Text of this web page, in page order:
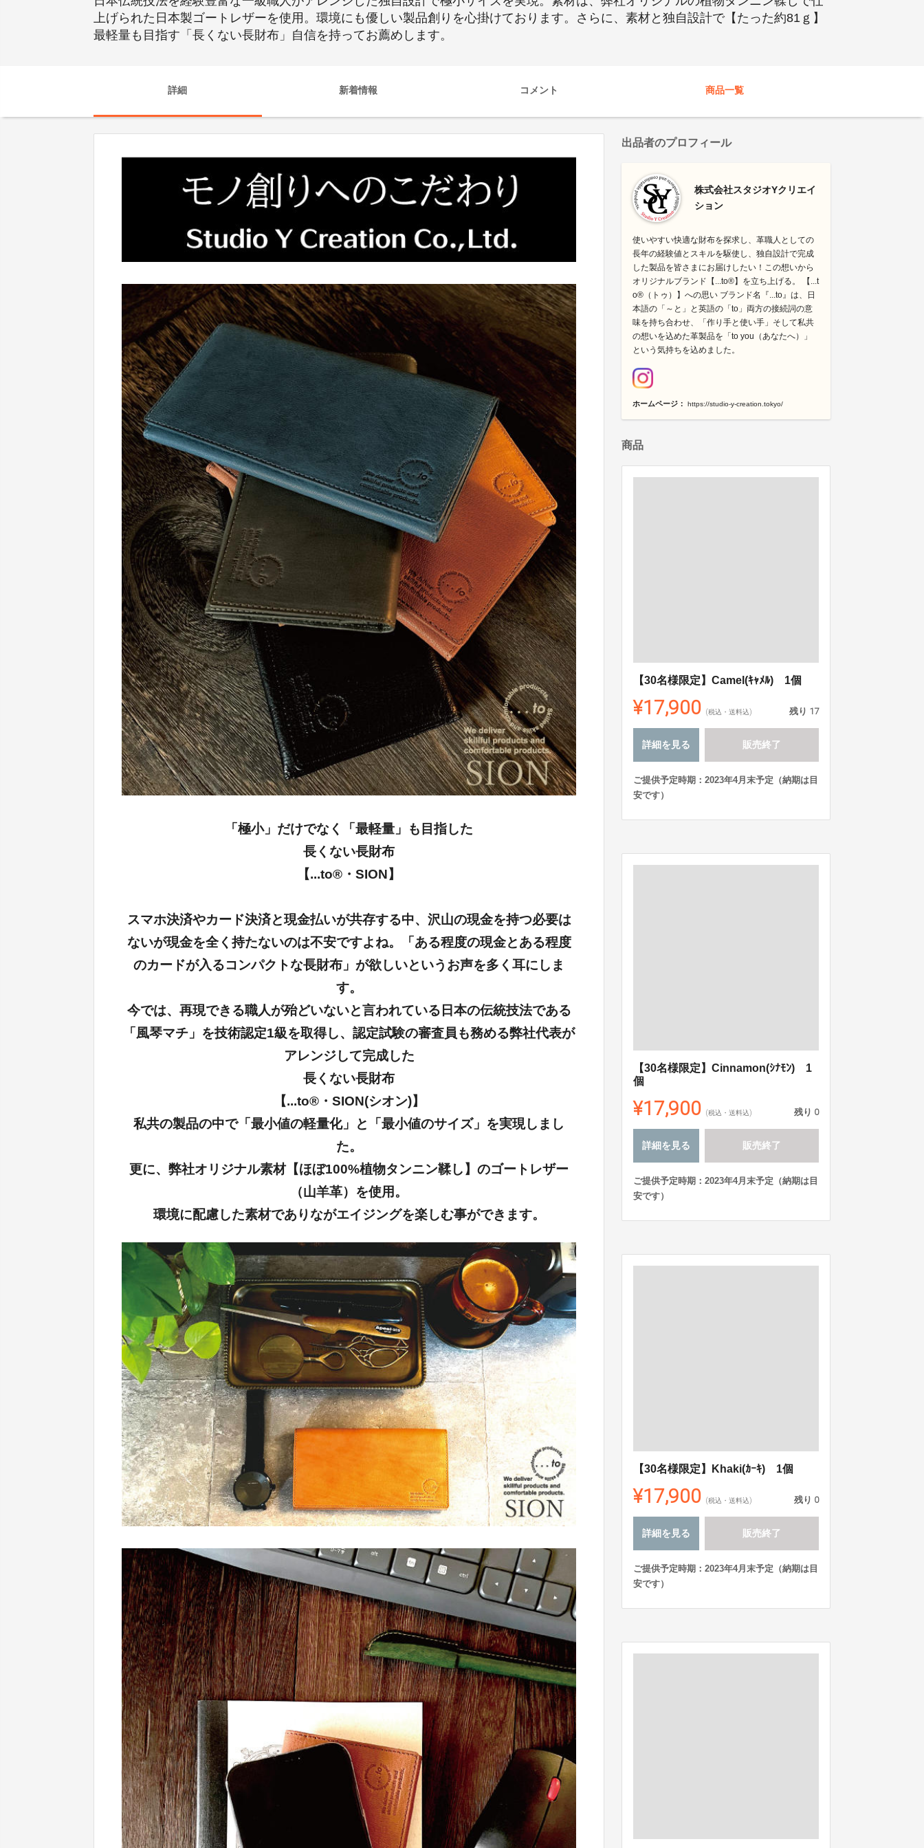
上げられた日本製ゴートレザーを使用。環境にも優しい製品創りを心掛けております。さらに、素材と独自設計で【たった約81ｇ】
最軽量も目指す「長くない長財布」自信を持ってお薦めします。
詳細 新着情報 コメント 商品一覧
「極小」だけでなく「最軽量」も目指した
長くない長財布
【...to®・SION】
スマホ決済やカード決済と現金払いが共存する中、沢山の現金を持つ必要は
ないが現金を全く持たないのは不安ですよね。「ある程度の現金とある程度
のカードが入るコンパクトな長財布」が欲しいというお声を多く耳にしま
す。
今では、再現できる職人が殆どいないと言われている日本の伝統技法である
「風琴マチ」を技術認定1級を取得し、認定試験の審査員も務める弊社代表が
アレンジして完成した
長くない長財布
【...to®・SION(シオン)】
私共の製品の中で「最小値の軽量化」と「最小値のサイズ」を実現しまし
た。
更に、弊社オリジナル素材【ほぼ100%植物タンニン鞣し】のゴートレザー
（山羊革）を使用。
環境に配慮した素材でありながエイジングを楽しむ事ができます。
出品者のプロフィール
株式会社スタジオYクリエイ
ション
使いやすい快適な財布を探求し、革職人としての
長年の経験値とスキルを駆使し、独自設計で完成
した製品を皆さまにお届けしたい！この想いから
オリジナルブランド【...to®】を立ち上げる。 【...t
o®（トゥ）】への思い ブランド名『...to』は、日
本語の「～と」と英語の「to」両方の接続詞の意
味を持ち合わせ、「作り手と使い手」そして私共
の想いを込めた革製品を「to you（あなたへ）」
という気持ちを込めました。
ホームページ： https://studio-y-creation.tokyo/
商品
【30名様限定】Camel(ｷｬﾒﾙ) 1個
¥17,900 (税込・送料込) 残り 17
詳細を見る 販売終了
ご提供予定時期：2023年4月末予定（納期は目
安です）
【30名様限定】Cinnamon(ｼﾅﾓﾝ) 1
個
¥17,900 (税込・送料込) 残り 0
詳細を見る 販売終了
ご提供予定時期：2023年4月末予定（納期は目
安です）
【30名様限定】Khaki(ｶｰｷ) 1個
¥17,900 (税込・送料込) 残り 0
詳細を見る 販売終了
ご提供予定時期：2023年4月末予定（納期は目
安です）